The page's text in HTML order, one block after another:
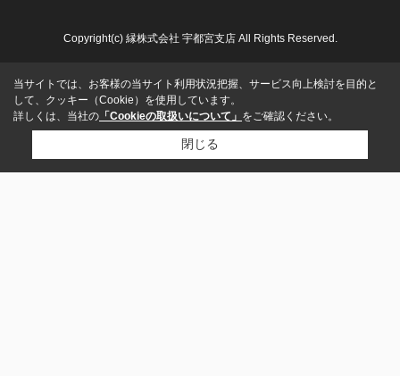
Copyright(c) 縁株式会社 宇都宮支店 All Rights Reserved.
当サイトでは、お客様の当サイト利用状況把握、サービス向上検討を目的と
して、クッキー（Cookie）を使用しています。
詳しくは、当社の 「Cookieの取扱いについて」 をご確認ください。
閉じる